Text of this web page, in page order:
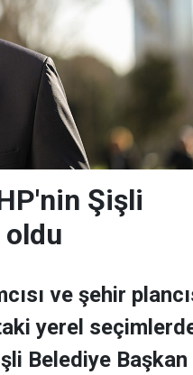
Şişli
oldu
ve şehir
yerel
Belediye Başkan